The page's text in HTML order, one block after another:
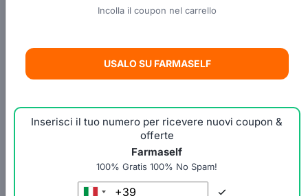
Incolla il coupon nel carrello
USALO SU FARMASELF
Inserisci il tuo numero per ricevere nuovi coupon &
offerte
Farmaself
100% Gratis 100% No Spam!